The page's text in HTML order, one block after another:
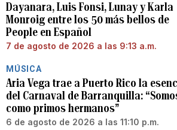
Dayanara, Luis Fonsi, Lunay y Karla
Monroig entre los 50 más bellos de
People en Español
7 de agosto de 2026 a las 9:13 a.m.
MÚSICA
Aria Vega trae a Puerto Rico la
del Carnaval de Barranquilla:
como primos hermanos”
6 de agosto de 2026 a las 11:10 p.m.